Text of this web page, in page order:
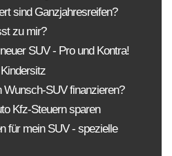
sind Ganzjahresreifen?
zu mir?
SUV - Pro und Kontra!
Wunsch-SUV finanzieren?
Kfz-Steuern sparen
für mein SUV - spezielle